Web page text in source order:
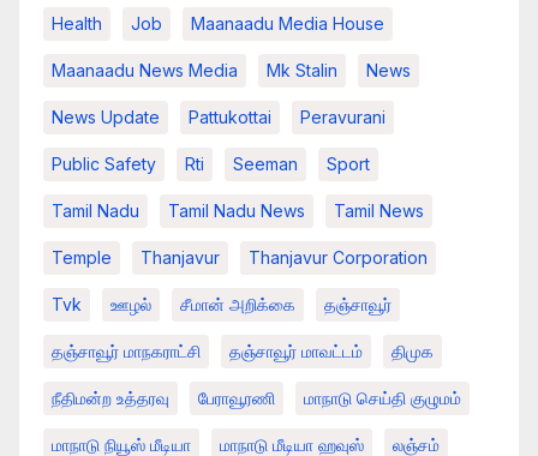
Health Job Maanaadu Media House
Maanaadu News Media Mk Stalin News
News Update Pattukottai Peravurani
Public Safety Rti Seeman Sport
Tamil Nadu Tamil Nadu News Tamil News
Temple Thanjavur Thanjavur Corporation
Tvk ஊழல் சீமான் அறிக்கை தஞ்சாவூர்
தஞ்சாவூர் மாநகராட்சி தஞ்சாவூர் மாவட்டம் திமுக
நீதிமன்ற உத்தரவு பேராவூரணி மாநாடு செய்தி குழுமம்
மாநாடு நியூஸ் மீடியா மாநாடு மீடியா ஹவுஸ் லஞ்சம்